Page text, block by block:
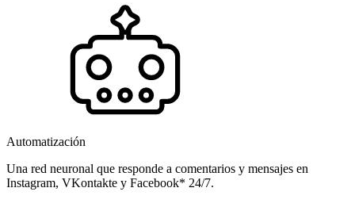
Automatización
Una red neuronal que responde a comentarios y mensajes en
Instagram, VKontakte y Facebook* 24/7.